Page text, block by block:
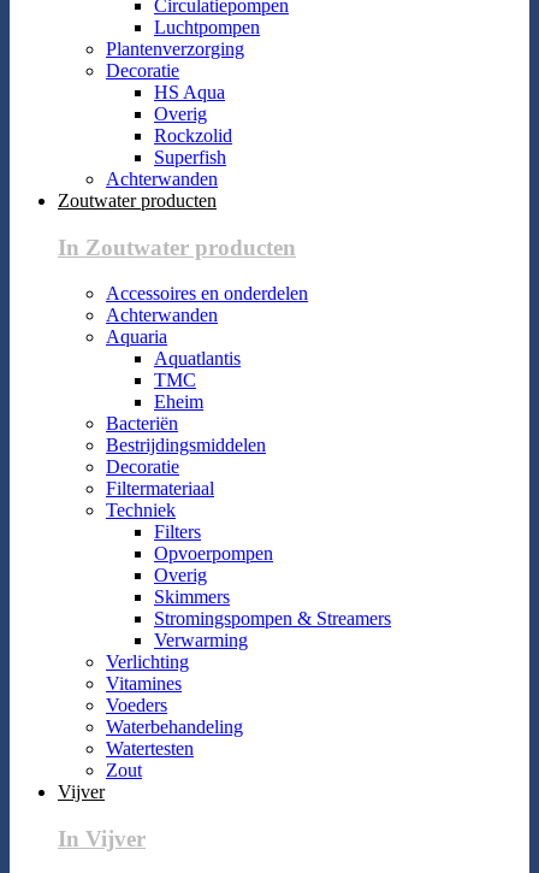
Circulatiepompen
Luchtpompen
Plantenverzorging
Decoratie
HS Aqua
Overig
Rockzolid
Superfish
Achterwanden
Zoutwater producten
In Zoutwater producten
Accessoires en onderdelen
Achterwanden
Aquaria
Aquatlantis
TMC
Eheim
Bacteriën
Bestrijdingsmiddelen
Decoratie
Filtermateriaal
Techniek
Filters
Opvoerpompen
Overig
Skimmers
Stromingspompen & Streamers
Verwarming
Verlichting
Vitamines
Voeders
Waterbehandeling
Watertesten
Zout
Vijver
In Vijver